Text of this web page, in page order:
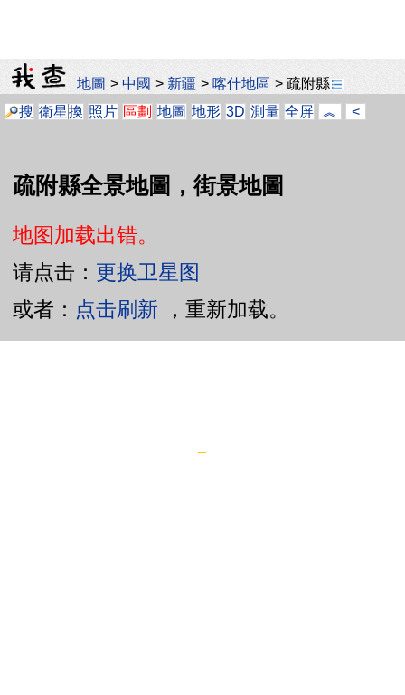
地圖 >中國 > 新疆 >喀什地區 >疏附縣
搜 衛星換 照片 區劃 地圖 地形 3D 測量 全屏 ︽ <
疏附縣全景地圖，街景地圖
地图加载出错。
请点击： 更换卫星图
或者： 点击刷新 ，重新加载。